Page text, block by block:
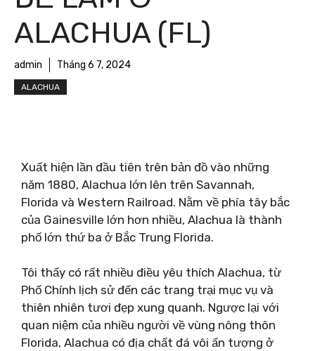
ALACHUA (FL)
admin Tháng 6 7, 2024
ALACHUA
Xuất hiện lần đầu tiên trên bản đồ vào những
năm 1880, Alachua lớn lên trên Savannah,
Florida và Western Railroad. Nằm về phía tây bắc
của Gainesville lớn hơn nhiều, Alachua là thành
phố lớn thứ ba ở Bắc Trung Florida.
Tôi thấy có rất nhiều điều yêu thích Alachua, từ
Phố Chính lịch sử đến các trang trại mục vụ và
thiên nhiên tươi đẹp xung quanh. Ngược lại với
quan niệm của nhiều người về vùng nông thôn
Florida, Alachua có địa chất đá vôi ấn tượng ở